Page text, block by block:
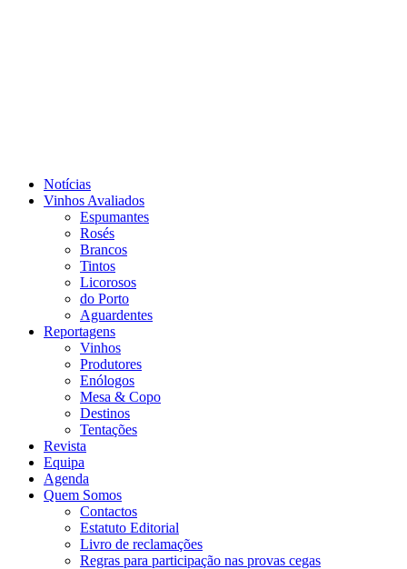
Notícias
Vinhos Avaliados
Espumantes
Rosés
Brancos
Tintos
Licorosos
do Porto
Aguardentes
Reportagens
Vinhos
Produtores
Enólogos
Mesa & Copo
Destinos
Tentações
Revista
Equipa
Agenda
Quem Somos
Contactos
Estatuto Editorial
Livro de reclamações
Regras para participação nas provas cegas